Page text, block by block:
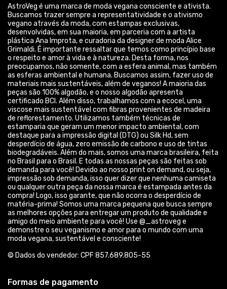
ou qualquer outra peça da nossa marca é estampada antes da
compra! Logo, isso garante, que não ocorra o desperdício de
matéria-prima! Somos uma marca pequena que busca sempre
as melhores opções para entregar um produto de qualidade e
amigo do meio ambiente para você! Use @_astroveg e
demonstre o seu veganismo e amor para o mundo com uma
moda vegana, sustentável e consciente!
© Dados do vendedor: CPF 857.689.805-55
Formas de pagamento
Acompanhe-nos: